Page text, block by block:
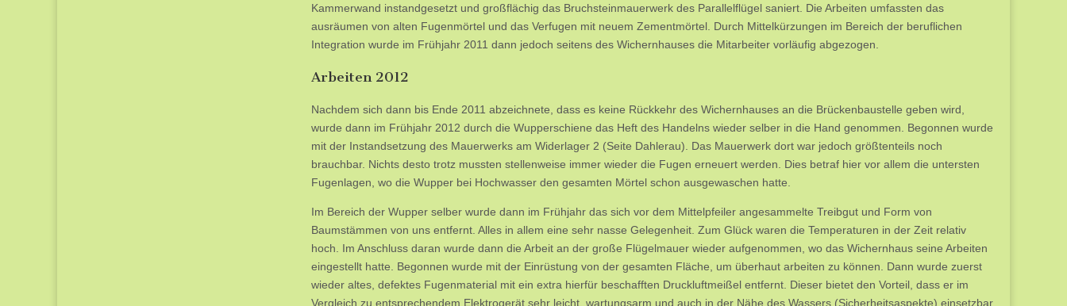
Kammerwand instandgesetzt und großflächig das Bruchsteinmauerwerk des Parallelflügel saniert. Die Arbeiten umfassten das
ausräumen von alten Fugenmörtel und das Verfugen mit neuem Zementmörtel. Durch Mittelkürzungen im Bereich der beruflichen
Integration wurde im Frühjahr 2011 dann jedoch seitens des Wichernhauses die Mitarbeiter vorläufig abgezogen.
Arbeiten 2012
Nachdem sich dann bis Ende 2011 abzeichnete, dass es keine Rückkehr des Wichernhauses an die Brückenbaustelle geben wird,
wurde dann im Frühjahr 2012 durch die Wupperschiene das Heft des Handelns wieder selber in die Hand genommen. Begonnen wurde
mit der Instandsetzung des Mauerwerks am Widerlager 2 (Seite Dahlerau). Das Mauerwerk dort war jedoch größtenteils noch
brauchbar. Nichts desto trotz mussten stellenweise immer wieder die Fugen erneuert werden. Dies betraf hier vor allem die untersten
Fugenlagen, wo die Wupper bei Hochwasser den gesamten Mörtel schon ausgewaschen hatte.
Im Bereich der Wupper selber wurde dann im Frühjahr das sich vor dem Mittelpfeiler angesammelte Treibgut und Form von
Baumstämmen von uns entfernt. Alles in allem eine sehr nasse Gelegenheit. Zum Glück waren die Temperaturen in der Zeit relativ
hoch. Im Anschluss daran wurde dann die Arbeit an der große Flügelmauer wieder aufgenommen, wo das Wichernhaus seine Arbeiten
eingestellt hatte. Begonnen wurde mit der Einrüstung von der gesamten Fläche, um überhaut arbeiten zu können. Dann wurde zuerst
wieder altes, defektes Fugenmaterial mit ein extra hierfür beschafften Druckluftmeißel entfernt. Dieser bietet den Vorteil, dass er im
Vergleich zu entsprechendem Elektrogerät sehr leicht, wartungsarm und auch in der Nähe des Wassers (Sicherheitsaspekte) einsetzbar